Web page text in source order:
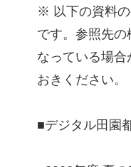
※ 以下の資料
です。参照先の
なっている場
おきください。
■デジタル田園